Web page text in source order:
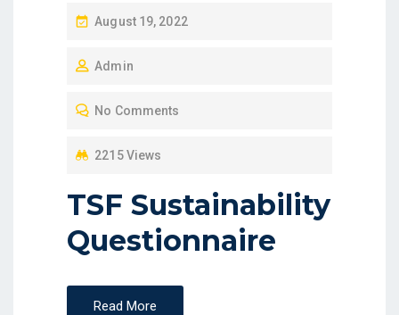
P
S
N
August 19, 2022
Admin
No Comments
2215 Views
TSF Sustainability
Questionnaire
Read More